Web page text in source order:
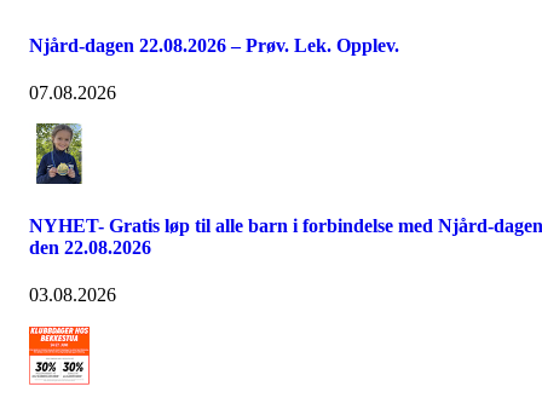
Njård-dagen 22.08.2026 – Prøv. Lek. Opplev.
07.08.2026
NYHET- Gratis løp til alle barn i forbindelse med Njård-dagen
den 22.08.2026
03.08.2026